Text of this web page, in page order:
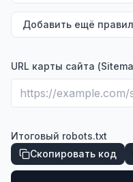
Добавить ещё
URL карты сайта
Итоговый robots.txt
Скопировать код